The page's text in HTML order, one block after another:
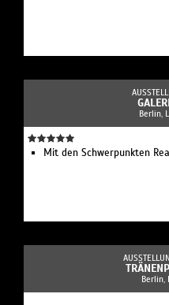
Berlin,
Mit den Schwerpunkten
Berlin,